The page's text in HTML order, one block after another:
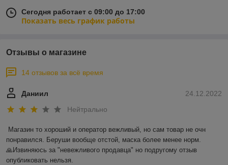
Сегодня работает с 09:00 до 17:00
Показать весь график работы
Отзывы о магазине
14 отзывов за всё время
24.12.2022
Даниил
Нейтрально
Магазин то хороший и оператор вежливый, но сам товар не очн
понравился. Беруши вообще отстой, маска более менее норм.
🙏Извиняюсь за "невежливого продавца" но подругому отзыв
опубликовать нельзя.